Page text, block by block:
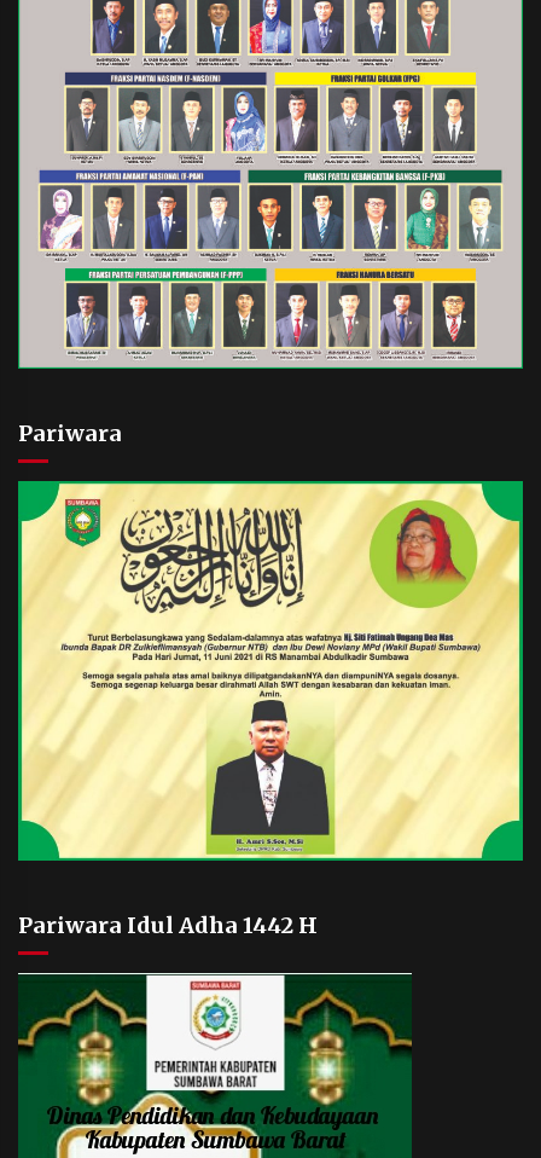
Pariwara
Pariwara Idul Adha 1442 H